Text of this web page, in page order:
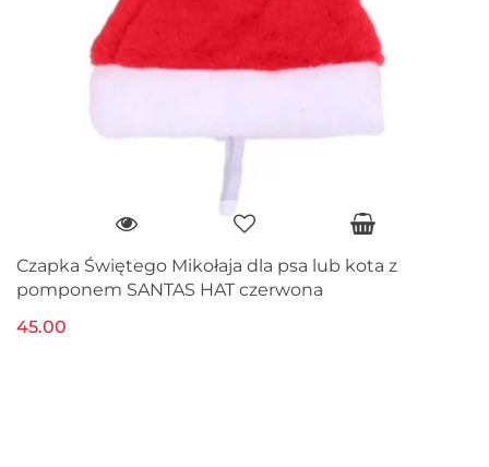
Czapka Świętego Mikołaja dla psa lub kota z
pomponem SANTAS HAT czerwona
45.00